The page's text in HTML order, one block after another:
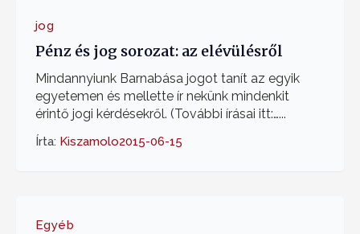
jog
Pénz és jog sorozat: az elévülésről
Mindannyiunk Barnabása jogot tanít az egyik
egyetemen és mellette ír nekünk mindenkit
érintő jogi kérdésekről. (További írásai itt:…...
Írta: Kiszamolo2015-06-15
Egyéb